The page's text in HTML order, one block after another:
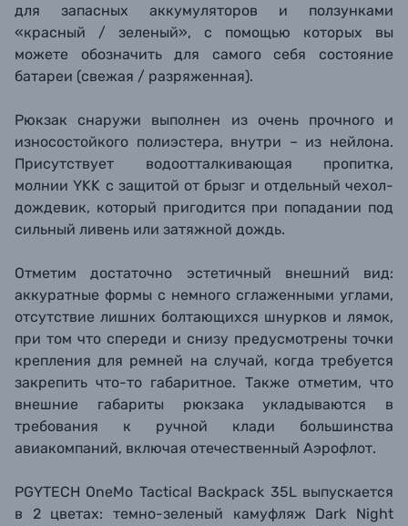
для запасных аккумуляторов и ползунками
«красный / зеленый», с помощью которых вы
можете обозначить для самого себя состояние
батареи (свежая / разряженная).
Рюкзак снаружи выполнен из очень прочного и
износостойкого полиэстера, внутри – из нейлона.
Присутствует водоотталкивающая пропитка,
молнии YKK с защитой от брызг и отдельный чехол-
дождевик, который пригодится при попадании под
сильный ливень или затяжной дождь.
Отметим достаточно эстетичный внешний вид:
аккуратные формы с немного сглаженными углами,
отсутствие лишних болтающихся шнурков и лямок,
при том что спереди и снизу предусмотрены точки
крепления для ремней на случай, когда требуется
закрепить что-то габаритное. Также отметим, что
внешние габариты рюкзака укладываются в
требования к ручной клади большинства
авиакомпаний, включая отечественный Аэрофлот.
PGYTECH OneMo Tactical Backpack 35L выпускается
в 2 цветах: темно-зеленый камуфляж Dark Night